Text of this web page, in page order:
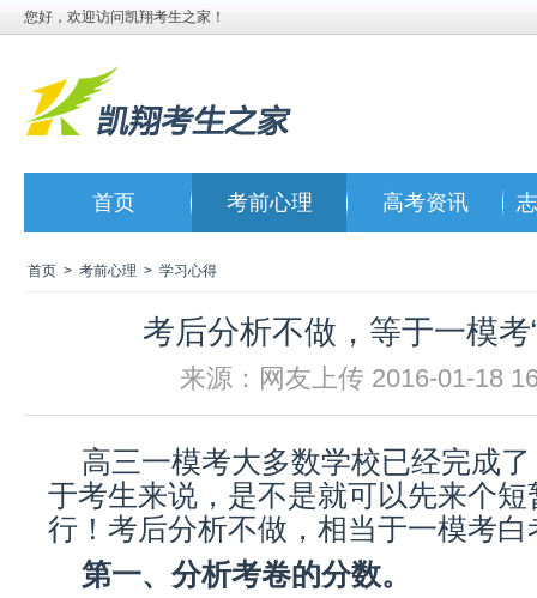
您好，欢迎访问凯翔考生之家！
首页 考前心理 高考资讯
首页 > 考前心理 > 学习心得
考后分析不做，等于一模考
来源：网友上传 2016-01-18
高三一模考大多数学校已经完成
于考生来说，是不是就可以先来个
行！考后分析不做，相当于一模考白
第一、分析考卷的分数。